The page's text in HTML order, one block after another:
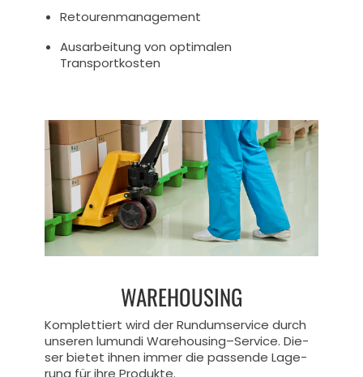
Retourenmanagement
Aus­ar­bei­tung von opti­ma­len
Transportkosten
WAREHOUSING
Kom­plet­tiert wird der Rund­um­ser­vice durch
unse­ren lumundi Warehousing–Service. Die­
ser bie­tet ihnen immer die pas­sende Lage­
rung für ihre Produkte.